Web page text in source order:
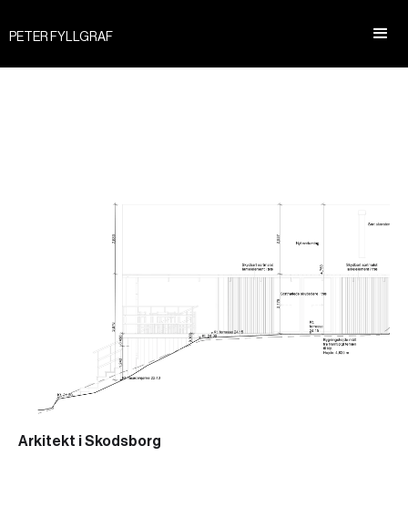
PETER FYLLGRAF
Arkitekt i Skodsborg